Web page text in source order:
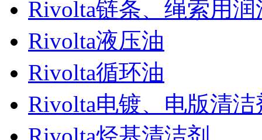
Rivolta链条、绳索用润
Rivolta液压油
Rivolta循环油
Rivolta电镀、电版清洁